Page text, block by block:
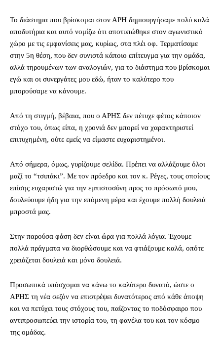
Το διάστημα που βρίσκομαι στον ΑΡΗ δημιουργήσαμε πολύ καλά
αποδυτήρια και αυτό νομίζω ότι αποτυπώθηκε στον αγωνιστικό
χώρο με τις εμφανίσεις μας, κυρίως, στα πλέι οφ. Τερματίσαμε
στην 5η θέση, που δεν συνιστά κάποιο επίτευγμα για την ομάδα,
αλλά τηρουμένων των αναλογιών, για το διάστημα που βρίσκομαι
εγώ και οι συνεργάτες μου εδώ, ήταν το καλύτερο που
μπορούσαμε να κάνουμε.
Από τη στιγμή, βέβαια, που ο ΑΡΗΣ δεν πέτυχε φέτος κάποιον
στόχο του, όπως είπα, η χρονιά δεν μπορεί να χαρακτηριστεί
επιτυχημένη, ούτε εμείς να είμαστε ευχαριστημένοι.
Από σήμερα, όμως, γυρίζουμε σελίδα. Πρέπει να αλλάξουμε όλοι
μαζί το “τσιπάκι”. Με τον πρόεδρο και τον κ. Ρέγες, τους οποίους
επίσης ευχαριστώ για την εμπιστοσύνη προς το πρόσωπό μου,
δουλεύουμε ήδη για την επόμενη μέρα και έχουμε πολλή δουλειά
μπροστά μας.
Στην παρούσα φάση δεν είναι ώρα για πολλά λόγια. Έχουμε
πολλά πράγματα να διορθώσουμε και να φτιάξουμε καλά, οπότε
χρειάζεται δουλειά και μόνο δουλειά.
Προσωπικά υπόσχομαι να κάνω το καλύτερο δυνατό, ώστε ο
ΑΡΗΣ τη νέα σεζόν να επιστρέψει δυνατότερος από κάθε άποψη
και να πετύχει τους στόχους του, παίζοντας το ποδόσφαιρο που
αντιπροσωπεύει την ιστορία του, τη φανέλα του και τον κόσμο
της ομάδας.